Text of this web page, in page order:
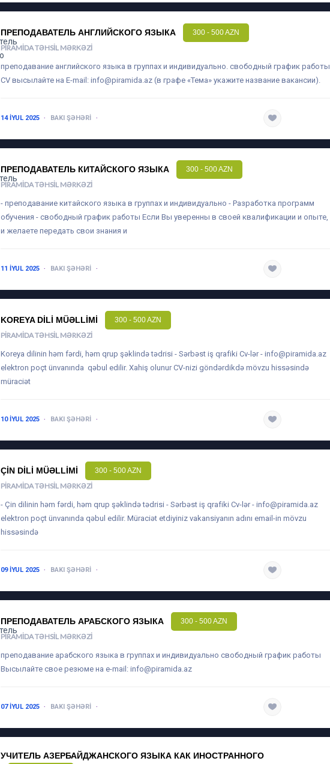
ПРЕПОДАВАТЕЛЬ АНГЛИЙСКОГО ЯЗЫКА 300 - 500 AZN
PIRAMIDA TƏHSIL MƏRKƏZI
преподавание английского языка в группах и индивидуально. свободный график работы
CV высылайте на E-mail:info@piramida.az (в графе «Тема» укажите название вакансии).
14 IYUL 2025 BAKI ŞƏHƏRI
ПРЕПОДАВАТЕЛЬ КИТАЙСКОГО ЯЗЫКА 300 - 500 AZN
PIRAMIDA TƏHSIL MƏRKƏZI
- преподавание китайского языка в группах и индивидуально - Разработка программ
обучения - свободный график работы Если Вы уверенны в своей квалификации и опыте,
и желаете передать свои знания и
11 IYUL 2025 BAKI ŞƏHƏRI
KOREYA DILI MÜƏLLIMI 300 - 500 AZN
PIRAMIDA TƏHSIL MƏRKƏZI
Koreya dilinin həm fərdi, həm qrup şəklində tədrisi - Sərbəst iş qrafiki Cv-lər -info@piramida.az
elektron poçt ünvanında qəbul edilir. Xahiş olunur CV-nizi göndərdikdə mövzu hissəsində
müraciət
10 IYUL 2025 BAKI ŞƏHƏRI
ÇIN DILI MÜƏLLIMI 300 - 500 AZN
PIRAMIDA TƏHSIL MƏRKƏZI
- Çin dilinin həm fərdi, həm qrup şəklində tədrisi - Sərbəst iş qrafiki Cv-lər -info@piramida.az
elektron poçt ünvanında qəbul edilir. Müraciət etdiyiniz vakansiyanın adını email-in mövzu
hissəsində
09 IYUL 2025 BAKI ŞƏHƏRI
ПРЕПОДАВАТЕЛЬ АРАБСКОГО ЯЗЫКА 300 - 500 AZN
PIRAMIDA TƏHSIL MƏRKƏZI
преподавание арабского языка в группах и индивидуально свободный график работы
Высылайте свое резюме на e-mail:info@piramida.az
07 IYUL 2025 BAKI ŞƏHƏRI
УЧИТЕЛЬ АЗЕРБАЙДЖАНСКОГО ЯЗЫКА КАК ИНОСТРАННОГО